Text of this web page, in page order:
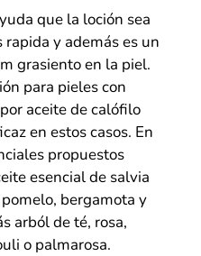
que la loción sea
y además es un
grasiento en la piel.
para pieles con
aceite de calófilo
en estos casos. En
propuestos
esencial de salvia
bergamota y
arból de té, rosa,
o palmarosa.